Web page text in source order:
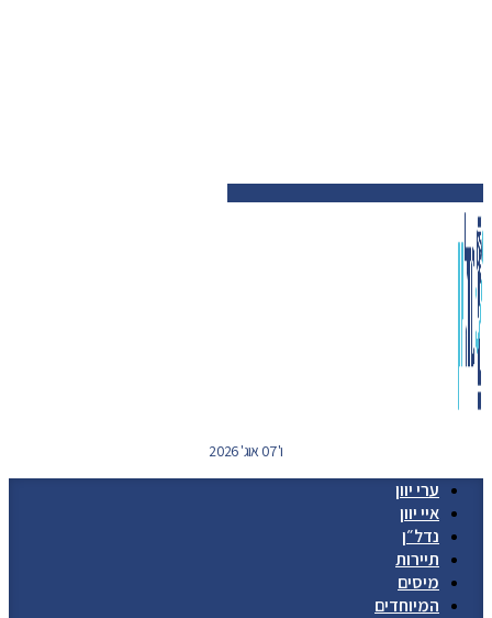
ו' 07 אוג' 2026
ערי יוון
איי יוון
נדל״ן
תיירות
מיסים
המיוחדים